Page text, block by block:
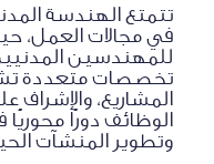
تتمتع الهندسة
في مجالات العمل،
للمهندسين
تخصصات متعددة
المشاريع،
الوظائف دورًا
وتطوير المنشآت